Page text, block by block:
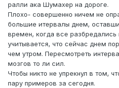
ралли ака Шумахер на дороге.
Плохо- совершенно ничем не
большие итервалы днем,
времен, когда все
учитывается, что сейчас днем
чем утром. Пересмотреть
мозгов то ли сил.
Чтобы никто не упрекнул в том,
пару примеров за сегодня.